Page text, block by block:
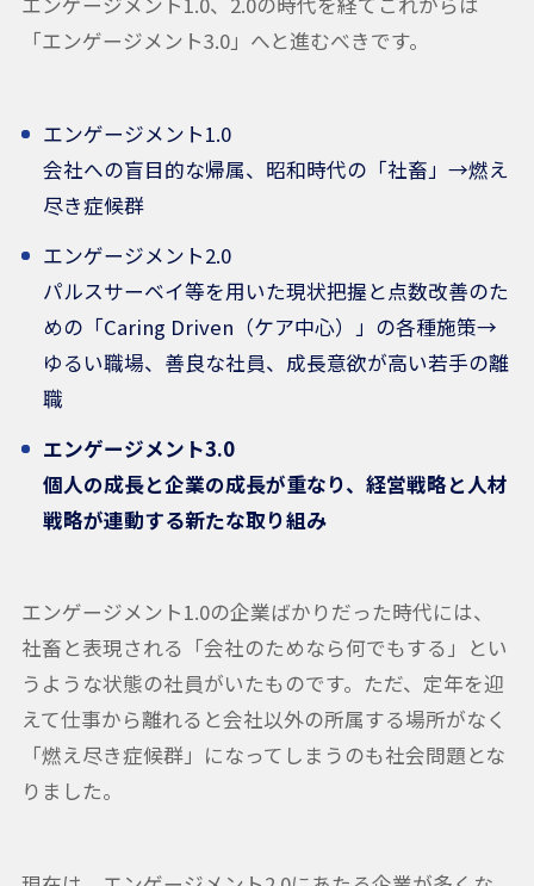
「エンゲージメント3.0」へと進むべきです。
エンゲージメント1.0
会社への盲目的な帰属、昭和時代の「社畜」→燃え
尽き症候群
エンゲージメント2.0
パルスサーベイ等を用いた現状把握と点数改善のた
めの「Caring Driven（ケア中心）」の各種施策→
ゆるい職場、善良な社員、成長意欲が高い若手の離
職
エンゲージメント3.0
個人の成長と企業の成長が重なり、経営戦略と人材
戦略が連動する新たな取り組み
エンゲージメント1.0の企業ばかりだった時代には、
社畜と表現される「会社のためなら何でもする」とい
うような状態の社員がいたものです。ただ、定年を迎
えて仕事から離れると会社以外の所属する場所がなく
「燃え尽き症候群」になってしまうのも社会問題とな
りました。